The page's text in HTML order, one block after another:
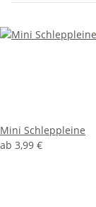
Mini Schleppleine
ab 3,99 €